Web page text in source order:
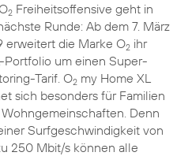
2Freiheitsoffensive geht in
Runde: Ab dem 7. März
erweitert die Marke O2ihr
Portfolio um einen Super-
Tarif. O2my Home XL
sich besonders für Familien
Denn
Surfgeschwindigkeit von
250 Mbit/s können alle